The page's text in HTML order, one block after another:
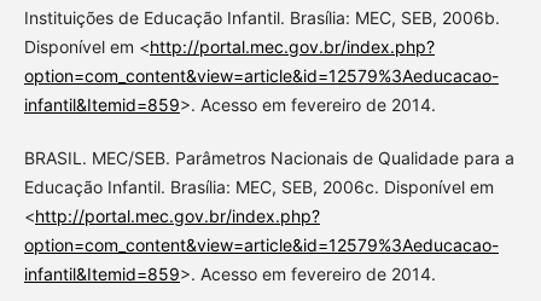
Instituições de Educação Infantil. Brasília: MEC, SEB, 2006b.
Disponível em <http://portal.mec.gov.br/index.php?
option=com_content&view=article&id=12579%3Aeducacao-
infantil&Itemid=859>. Acesso em fevereiro de 2014.
BRASIL. MEC/SEB. Parâmetros Nacionais de Qualidade para a
Educação Infantil. Brasília: MEC, SEB, 2006c. Disponível em
<http://portal.mec.gov.br/index.php?
option=com_content&view=article&id=12579%3Aeducacao-
infantil&Itemid=859>. Acesso em fevereiro de 2014.